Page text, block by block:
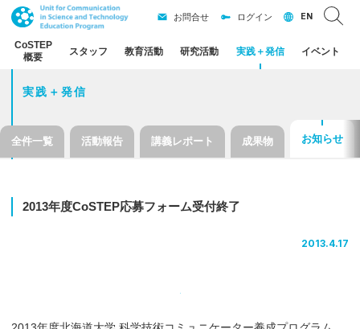
CoSTEP
概要
スタッフ 教育活動 研究活動 実践＋発信 イベント
お問合せ ログイン EN
実践＋発信
全件一覧 活動報告 講義レポート 成果物 お知らせ
2013年度CoSTEP応募フォーム受付終了
2013.4.17